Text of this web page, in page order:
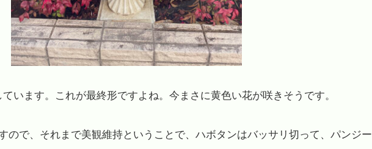
います。これが最終形ですよね。今まさに黄色い花が咲きそうです。
ので、それまで美観維持ということで、ハボタンはバッサリ切って、パンジー